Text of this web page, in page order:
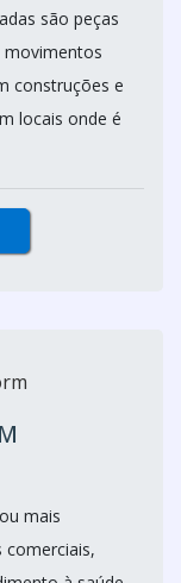
são peças
movimentos
construções e
locais onde é
mais
comerciais,